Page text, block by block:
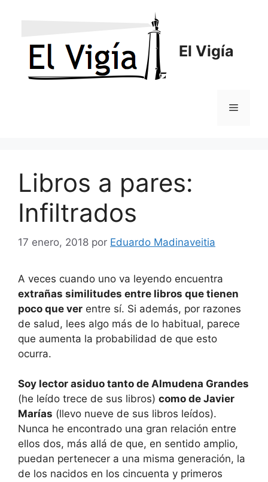
El Vigía
Menú
Libros a pares:
Infiltrados
17 enero, 2018 por Eduardo Madinaveitia
A veces cuando uno va leyendo encuentra
extrañas similitudes entre libros que tienen
poco que ver entre sí. Si además, por razones
de salud, lees algo más de lo habitual, parece
que aumenta la probabilidad de que esto
ocurra.
Soy lector asiduo tanto de Almudena Grandes
(he leído trece de sus libros) como de Javier
Marías (llevo nueve de sus libros leídos).
Nunca he encontrado una gran relación entre
ellos dos, más allá de que, en sentido amplio,
puedan pertenecer a una misma generación, la
de los nacidos en los cincuenta y primeros